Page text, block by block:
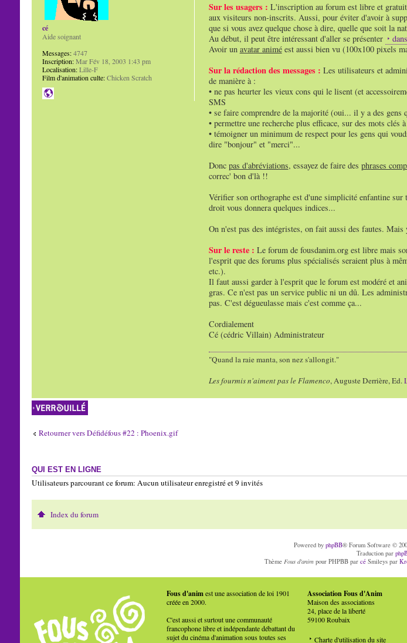
Sur les usagers : L'inscription au forum est libre et
aux visiteurs non-inscrits. Aussi, pour éviter d'avoir à
que si vous avez quelque chose à dire, quelle que soit la
Au début, il peut être intéressant d'aller se présenter
Avoir un avatar animéest aussi bien vu (100x100 pixels
Sur la rédaction des messages : Les utilisateurs et
de manière à :
• ne pas heurter les vieux cons qui le lisent (et
SMS
• se faire comprendre de la majorité (oui... il y a des
• permettre une recherche plus efficace, sur des mots clés
• témoigner un minimum de respect pour les gens qui
dire "bonjour" et "merci"...
Donc pas d'abréviations, essayez de faire des phrases
correc' bon d'là !!
Vérifier son orthographe est d'une simplicité enfantine
droit vous donnera quelques indices...
On n'est pas des intégristes, on fait aussi des fautes.
Sur le reste : Le forum de fousdanim.org est libre mais
l'esprit que des forums plus spécialisés seraient plus à
etc.).
Il faut aussi garder à l'esprit que le forum est modéré et
gras. Ce n'est pas un service public ni un dû. Les
pas. C'est dégueulasse mais c'est comme ça...
Cordialement
Cé (cédric Villain) Administrateur
"Quand la raie manta, son nez s'allongit."
Les fourmis n'aiment pas le Flamenco, Auguste Derrière, Ed.
cé
Aide soignant
Messages:4747
Inscription:Mar Fév 18, 2003 1:43 pm
Localisation:Lille-F
Film d'animation culte:Chicken Scratch
Sujet verrouillé
Retourner vers Défidéfous #22 : Phoenix.gif
QUI EST EN LIGNE
Utilisateurs parcourant ce forum: Aucun utilisateur enregistré et 9 invités
Index du forum
Powered by phpBB® Forum Software ©
Traduction par
ThèmeFous d'anim pour PHPBB parcé Smileys par
Fous d'animest une association de loi 1901
créée en 2000.
C'est aussi et surtout une communauté
francophone libre et indépendante débattant du
sujet du cinéma d'animation sous toutes ses
Association Fous d'Anim
Maison des associations
24, place de la liberté
59100 Roubaix
Charte d'utilisation du site